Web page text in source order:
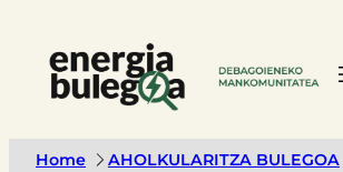
Home
AHOLKULARITZA BULEGOA